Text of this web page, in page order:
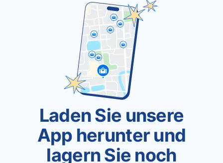
Laden Sie unsere
App herunter und
lagern Sie noch